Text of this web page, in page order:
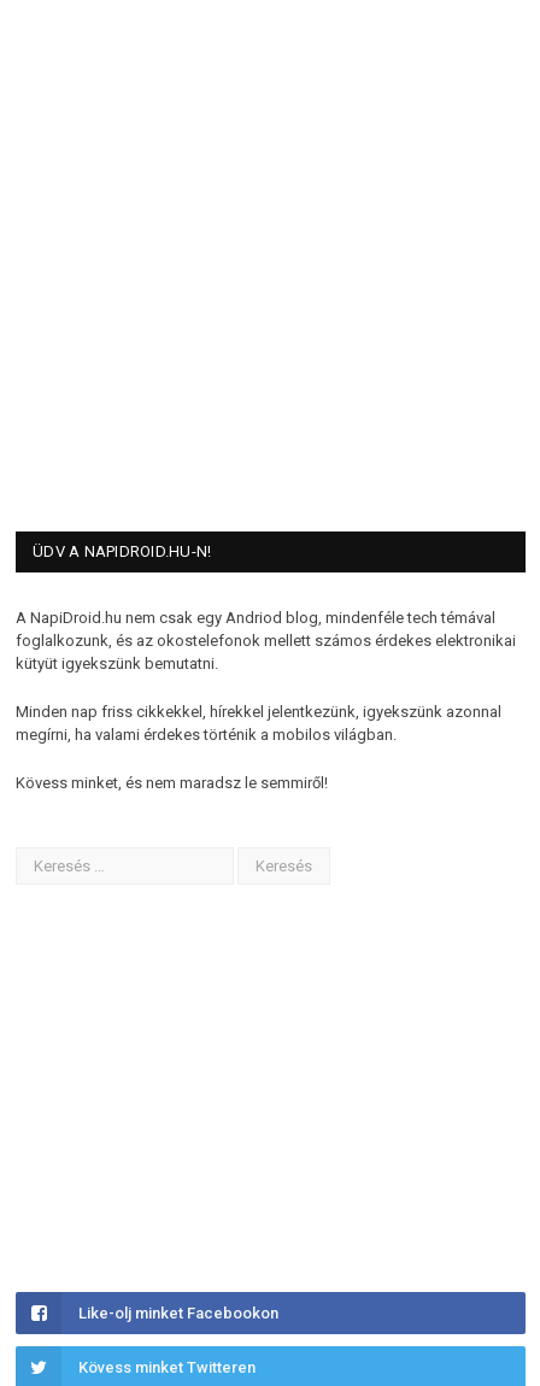
ÜDV A NAPIDROID.HU-N!
A NapiDroid.hu nem csak egy Andriod blog, mindenféle tech témával
foglalkozunk, és az okostelefonok mellett számos érdekes elektronikai
kütyüt igyekszünk bemutatni.
Minden nap friss cikkekkel, hírekkel jelentkezünk, igyekszünk azonnal
megírni, ha valami érdekes történik a mobilos világban.
Kövess minket, és nem maradsz le semmiről!
Like-olj minket Facebookon
Kövess minket Twitteren